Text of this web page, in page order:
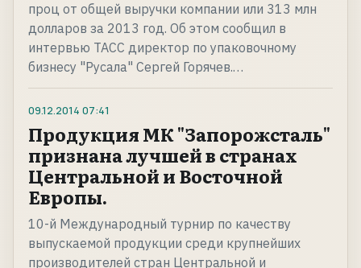
проц от общей выручки компании или 313 млн
долларов за 2013 год. Об этом сообщил в
интервью ТАСС директор по упаковочному
бизнесу "Русала" Сергей Горячев.…
09.12.2014 07:41
Продукция МК "Запорожсталь"
признана лучшей в странах
Центральной и Восточной
Европы.
10-й Международный турнир по качеству
выпускаемой продукции среди крупнейших
производителей стран Центральной и